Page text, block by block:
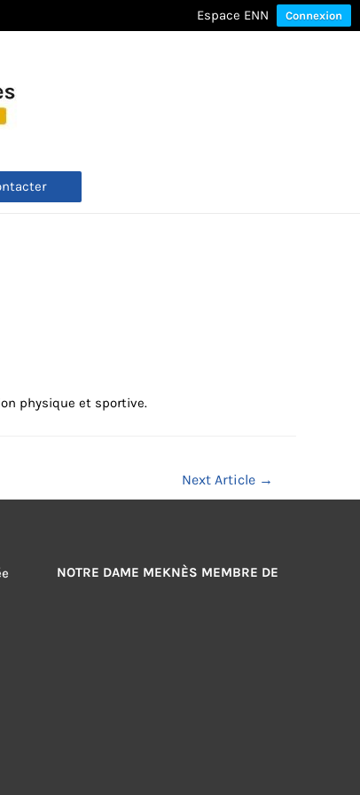
Espace ENN Connexion
physique et sportive.
Next Article →
NOTRE DAME MEKNÈS MEMBRE DE